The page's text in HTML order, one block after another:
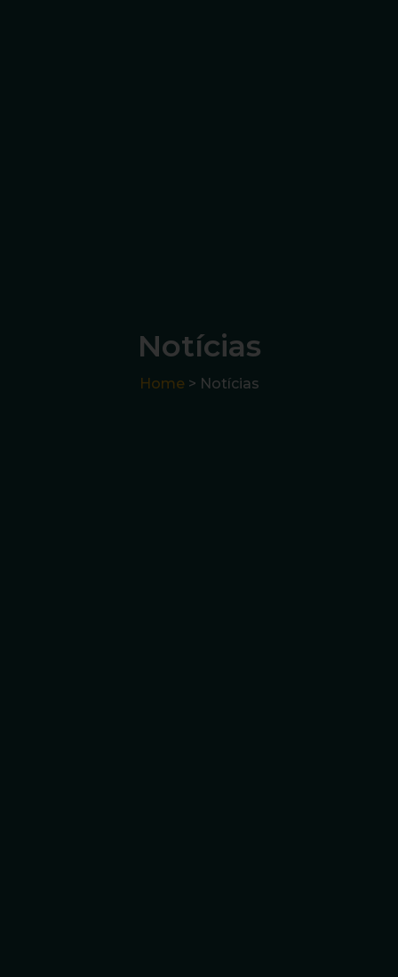
Notícias
Home > Notícias